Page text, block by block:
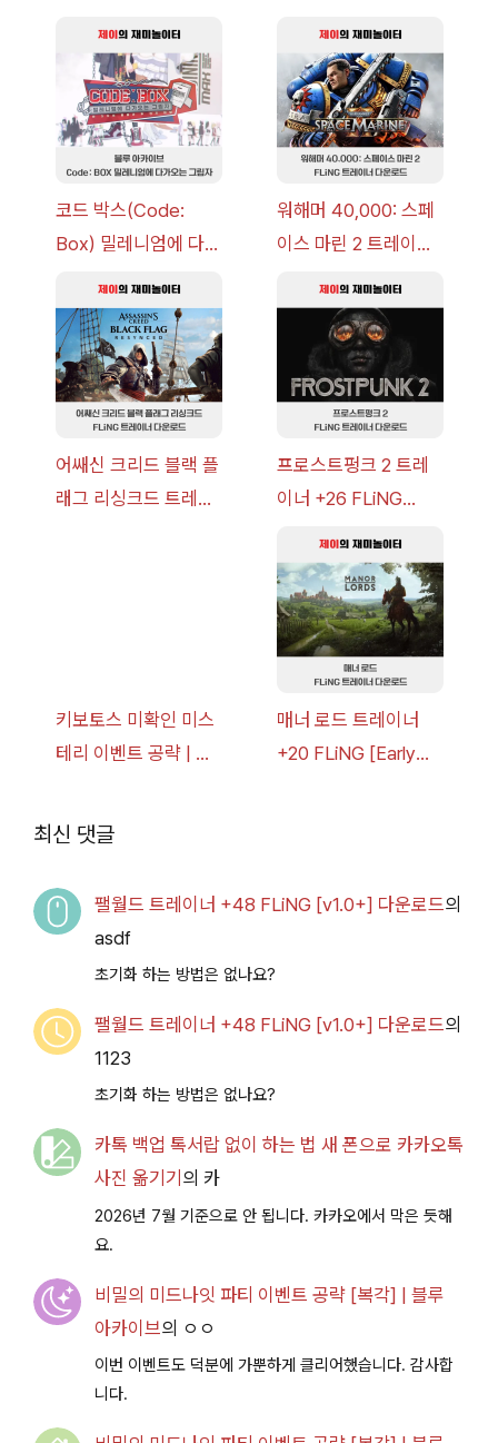
코드 박스(Code:
Box) 밀레니엄에 다가
략 [복각] | 블루 아카
이브
워해머 40,000: 스페
이스 마린 2 트레이너
v14.0+] 다운로드
어쌔신 크리드 블랙 플
래그 리싱크드 트레이
프로스트펑크 2 트레
이너 +26 FLiNG
드
키보토스 미확인 미스
테리 이벤트 공략 | 블
매너 로드 트레이너
+20 FLiNG [Early
최신 댓글
팰월드 트레이너 +48 FLiNG [v1.0+] 다운로드의
asdf
초기화 하는 방법은 없나요?
팰월드 트레이너 +48 FLiNG [v1.0+] 다운로드의
1123
초기화 하는 방법은 없나요?
카톡 백업 톡서랍 없이 하는 법 새 폰으로 카카오톡
사진 옮기기 의 카
2026년 7월 기준으로 안 됩니다. 카카오에서 막은 듯해
요.
비밀의 미드나잇 파티 이벤트 공략 [복각] | 블루
아카이브의 ㅇㅇ
이번 이벤트도 덕분에 가뿐하게 클리어했습니다. 감사합
니다.